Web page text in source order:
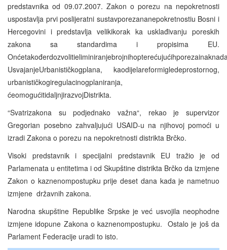
predstavnika od 09.07.2007. Zakon o porezu na nepokretnosti
uspostavlja prvi poslijeratni sustavporezananepokretnostiu Bosni i
Hercegovini i predstavlja velikikorak ka usklađivanju poreskih
zakona sa standardima i propisima EU.
UsvajanjeUrbanističkogplana, kaodijelareformigledeprostornog,
urbanističkogiregulacinogplaniranja,
ćeomogućitidaljnjirazvojDistrikta.
“Svatrizakona su podjednako važna“, rekao je supervizor
Gregorian posebno zahvaljujući USAID-u na njihovoj pomoći u
izradi Zakona o porezu na nepokretnosti distrikta Brčko.
Visoki predstavnik i specijalni predstavnik EU tražio je od
Parlamenata u entitetima i od Skupštine distrikta Brčko da izmjene
Zakon o kaznenompostupku prije deset dana kada je nametnuo
izmjene državnih zakona.
Narodna skupštine Republike Srpske je već usvojila neophodne
izmjene idopune Zakona o kaznenompostupku. Ostalo je još da
Parlament Federacije uradi to isto.